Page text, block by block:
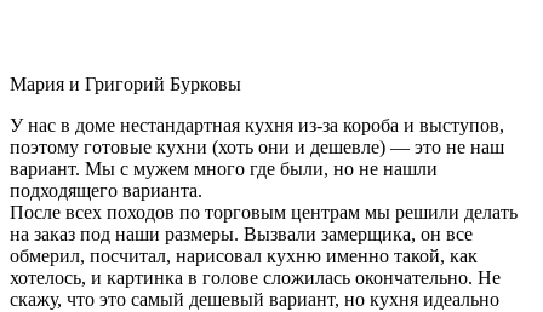
Мария и Григорий Бурковы
У нас в доме нестандартная кухня из-за короба и выступов,
поэтому готовые кухни (хоть они и дешевле) — это не наш
вариант. Мы с мужем много где были, но не нашли
подходящего варианта.
После всех походов по торговым центрам мы решили делать
на заказ под наши размеры. Вызвали замерщика, он все
обмерил, посчитал, нарисовал кухню именно такой, как
хотелось, и картинка в голове сложилась окончательно. Не
скажу, что это самый дешевый вариант, но кухня идеально